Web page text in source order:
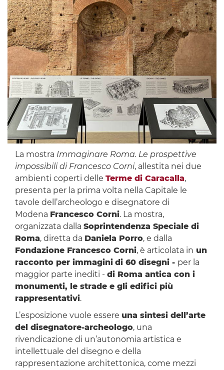
La mostra Immaginare Roma. Le prospettive
impossibili di Francesco Corni, allestita nei due
ambienti coperti delle Terme di Caracalla,
presenta per la prima volta nella Capitale le
tavole dell’archeologo e disegnatore di
Modena Francesco Corni. La mostra,
organizzata dalla Soprintendenza Speciale di
Roma, diretta da Daniela Porro, e dalla
Fondazione Francesco Corni, è articolata in un
racconto per immagini di 60 disegni - per la
maggior parte inediti - di Roma antica con i
monumenti, le strade e gli edifici più
rappresentativi.
L’esposizione vuole essere una sintesi dell’arte
del disegnatore-archeologo, una
rivendicazione di un’autonomia artistica e
intellettuale del disegno e della
rappresentazione architettonica, come mezzi